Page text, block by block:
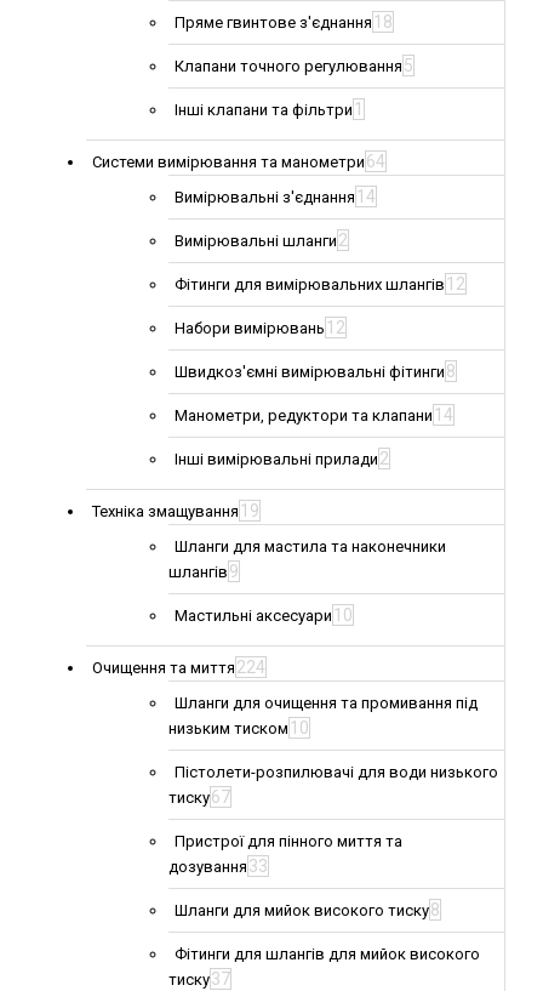
Пряме гвинтове з'єднання 18
Клапани точного регулювання 5
Інші клапани та фільтри 1
Системи вимірювання та манометри 64
Вимірювальні з'єднання 14
Вимірювальні шланги 2
Фітинги для вимірювальних шлангів 12
Набори вимірювань 12
Швидкоз'ємні вимірювальні фітинги 8
Манометри, редуктори та клапани 14
Інші вимірювальні прилади 2
Техніка змащування 19
Шланги для мастила та наконечники
шлангів 9
Мастильні аксесуари 10
Очищення та миття 224
Шланги для очищення та промивання під
низьким тиском 10
Пістолети-розпилювачі для води низького
тиску67
Пристрої для пінного миття та
дозування 33
Шланги для мийок високого тиску8
Фітинги для шлангів для мийок високого
тиску37